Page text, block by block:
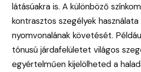
látásúakra is. A különböző
kontrasztos szegélyek
nyomvonalának követését.
tónusú járdafelületet világos
egyértelműen kijelölheted a